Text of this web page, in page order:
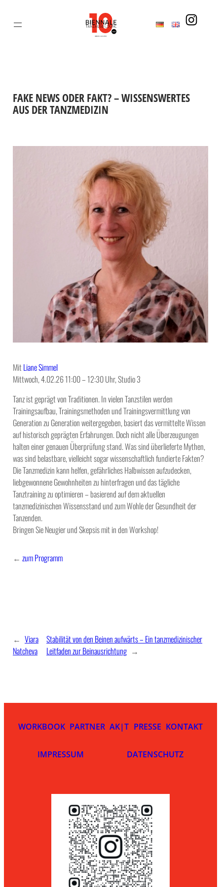
Inhalt
FAKE NEWS ODER FAKT? – WISSENSWERTES
AUS DER TANZMEDIZIN
Mit Liane Simmel
Mittwoch, 4.02.26 11:00 – 12:30 Uhr, Studio 3
Tanz ist geprägt von Traditionen. In vielen Tanzstilen werden
Trainingsaufbau, Trainingsmethoden und Trainingsvermittlung von
Generation zu Generation weitergegeben, basiert das vermittelte Wissen
auf historisch geprägten Erfahrungen. Doch nicht alle Überzeugungen
halten einer genauen Überprüfung stand. Was sind überlieferte Mythen,
was sind belastbare, vielleicht sogar wissenschaftlich fundierte Fakten?
Die Tanzmedizin kann helfen, gefährliches Halbwissen aufzudecken,
liebgewonnene Gewohnheiten zu hinterfragen und das tägliche
Tanztraining zu optimieren – basierend auf dem aktuellen
tanzmedizinischen Wissensstand und zum Wohle der Gesundheit der
Tanzenden.
Bringen Sie Neugier und Skepsis mit in den Workshop!
← zum Programm
← Viara
Natcheva
Stabilität von den Beinen aufwärts – Ein tanzmedizinischer
Leitfaden zur Beinausrichtung →
WORKBOOK PARTNER AK|T PRESSE KONTAKT
IMPRESSUM DATENSCHUTZ